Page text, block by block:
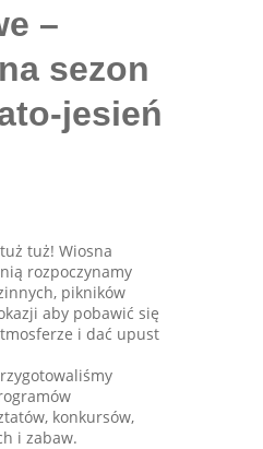
–
sezon
jesień
tuż! Wiosna
rozpoczynamy
pikników
aby pobawić się
i dać upust
konkursów,
i zabaw.